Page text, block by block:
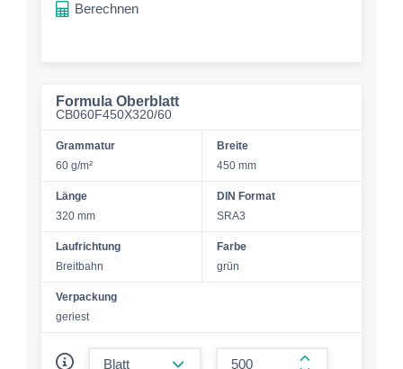
Berechnen
Formula Oberblatt
CB060F450X320/60
Grammatur
60 g/m²
Breite
450 mm
Länge
320 mm
DIN Format
SRA3
Laufrichtung
Breitbahn
Farbe
grün
Verpackung
geriest